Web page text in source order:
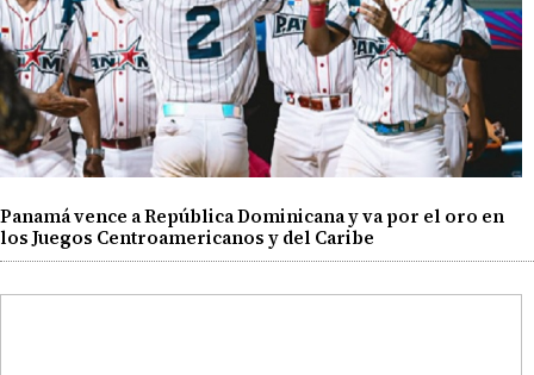
Panamá vence a República Dominicana y va por el oro en
los Juegos Centroamericanos y del Caribe